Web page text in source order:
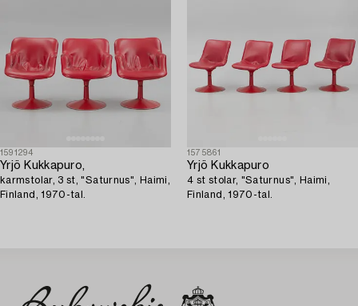
1591294
Yrjö Kukkapuro,
karmstolar, 3 st, "Saturnus", Haimi,
Finland, 1970-tal.
1575861
Yrjö Kukkapuro
4 st stolar, "Saturnus", Haimi,
Finland, 1970-tal.